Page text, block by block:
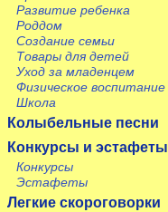
Развитие ребенка
Роддом
Создание семьи
Товары для детей
Уход за младенцем
Физическое воспитание
Школа
Колыбельные песни
Конкурсы и эстафеты
Конкурсы
Эстафеты
Легкие скороговорки